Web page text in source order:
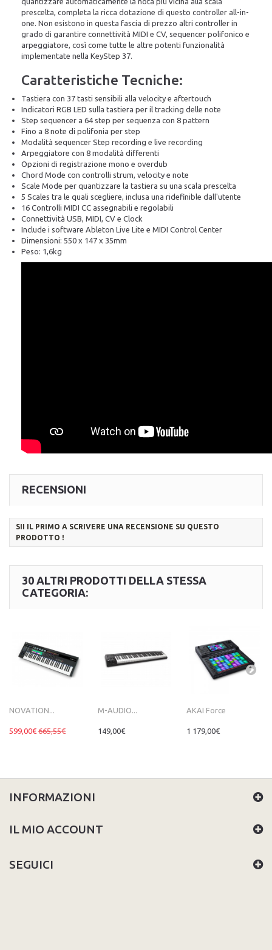
prescelta, completa la ricca dotazione di questo controller all-in-
one. Non esistono in questa fascia di prezzo altri controller in
grado di garantire connettività MIDI e CV, sequencer polifonico e
arpeggiatore, così come tutte le altre potenti funzionalità
implementate nella KeyStep 37.
Caratteristiche Tecniche:
Tastiera con 37 tasti sensibili alla velocity e aftertouch
Indicatori RGB LED sulla tastiera per il tracking delle note
Step sequencer a 64 step per sequenza con 8 pattern
Fino a 8 note di polifonia per step
Modalità sequencer Step recording e live recording
Arpeggiatore con 8 modalità differenti
Opzioni di registrazione mono e overdub
Chord Mode con controlli strum, velocity e note
Scale Mode per quantizzare la tastiera su una scala prescelta
5 Scales tra le quali scegliere, inclusa una ridefinible dall'utente
16 Controlli MIDI CC assegnabili e regolabili
Connettività USB, MIDI, CV e Clock
Include i software Ableton Live Lite e MIDI Control Center
Dimensioni: 550 x 147 x 35mm
Peso: 1,6kg
RECENSIONI
SII IL PRIMO A SCRIVERE UNA RECENSIONE SU QUESTO
PRODOTTO !
30 ALTRI PRODOTTI DELLA STESSA
CATEGORIA:
NOVATION...
599,00€ 665,55€
M-AUDIO...
149,00€
AKAI Force
1 179,00€
INFORMAZIONI
IL MIO ACCOUNT
SEGUICI